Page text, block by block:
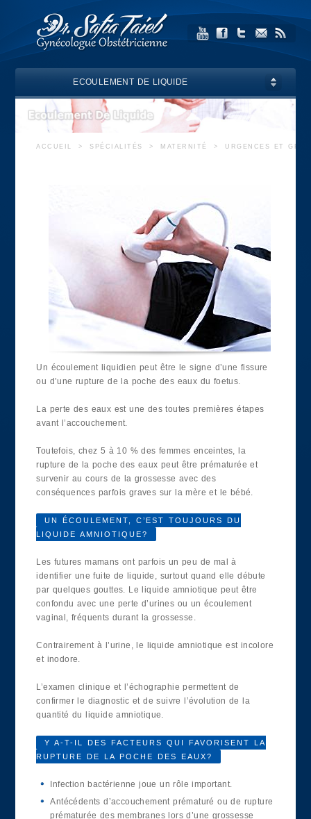
ECOULEMENT DE LIQUIDE
ACCUEIL > SPÉCIALITÉS > MATERNITÉ > URGENCES ET
Un écoulement liquidien peut être le signe d’une fissure
ou d’une rupture de la poche des eaux du foetus.
La perte des eaux est une des toutes premières étapes
avant l’accouchement.
Toutefois, chez 5 à 10 % des femmes enceintes, la
rupture de la poche des eaux peut être prématurée et
survenir au cours de la grossesse avec des
conséquences parfois graves sur la mère et le bébé.
UN ÉCOULEMENT, C’EST TOUJOURS DU
LIQUIDE AMNIOTIQUE?
Les futures mamans ont parfois un peu de mal à
identifier une fuite de liquide, surtout quand elle débute
par quelques gouttes. Le liquide amniotique peut être
confondu avec une perte d’urines ou un écoulement
vaginal, fréquents durant la grossesse.
Contrairement à l’urine, le liquide amniotique est incolore
et inodore.
L’examen clinique et l’échographie permettent de
confirmer le diagnostic et de suivre l’évolution de la
quantité du liquide amniotique.
Y A-T-IL DES FACTEURS QUI FAVORISENT LA
RUPTURE DE LA POCHE DES EAUX?
Infection bactérienne joue un rôle important.
Antécédents d’accouchement prématuré ou de rupture
prématurée des membranes lors d’une grossesse